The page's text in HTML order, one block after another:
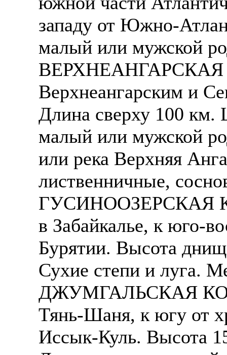
западу от Южно-
малый или мужской
Верхнеангарским и
Длина сверху 100
малый или мужской
или река Верхняя
лиственничные,
ГУСИНООЗЕРСКАЯ
в Забайкалье, к юго-
Бурятии. Высота
Сухие степи и луга.
ДЖУМГАЛЬСКАЯ
Тянь-Шаня, к югу от
Иссык-Куль. Высота